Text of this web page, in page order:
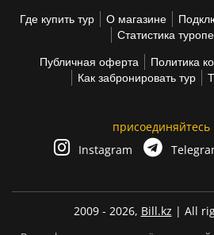
Где купить тур О магазине
Статистика
Публичная оферта
Политика
Как забронировать тур
присоединяйтесь
Instagram
2009 - 2026, Bill.kz | All